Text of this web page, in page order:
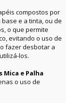
compostos por
e a tinta, ou de
o que permite
evitando o uso de
fazer desbotar a
los.
Mica e Palha
o uso de